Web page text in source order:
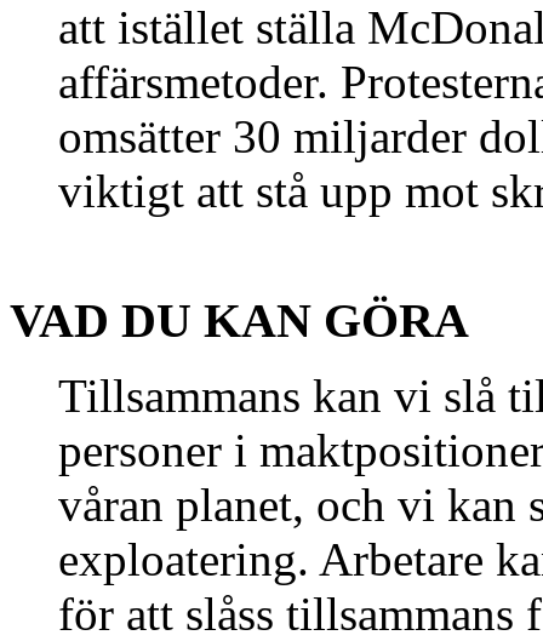
att istället ställa
affärsmetoder.
omsätter 30 miljarder
viktigt att stå upp mot
VAD DU KAN GÖRA
Tillsammans kan vi slå
personer i
våran planet, och vi kan
exploatering. Arbetare
för att slåss tillsammans